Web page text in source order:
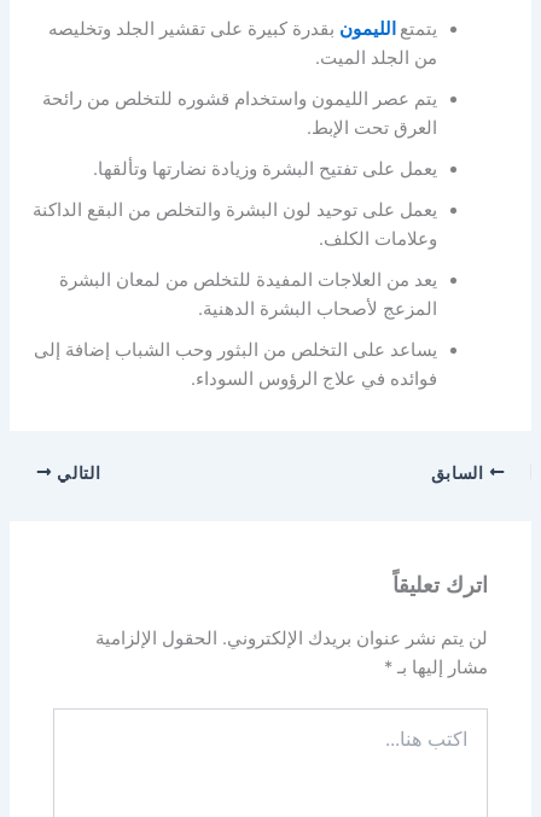
يتمتع الليمون بقدرة كبيرة على تقشير الجلد وتخليصه
من الجلد الميت.
يتم عصر الليمون واستخدام قشوره للتخلص من رائحة
العرق تحت الإبط.
يعمل على تفتيح البشرة وزيادة نضارتها وتألقها.
يعمل على توحيد لون البشرة والتخلص من البقع الداكنة
وعلامات الكلف.
يعد من العلاجات المفيدة للتخلص من لمعان البشرة
المزعج لأصحاب البشرة الدهنية.
يساعد على التخلص من البثور وحب الشباب إضافة إلى
فوائده في علاج الرؤوس السوداء.
السابق التالي
اترك تعليقاً
لن يتم نشر عنوان بريدك الإلكتروني. الحقول الإلزامية
مشار إليها بـ*
هنا...